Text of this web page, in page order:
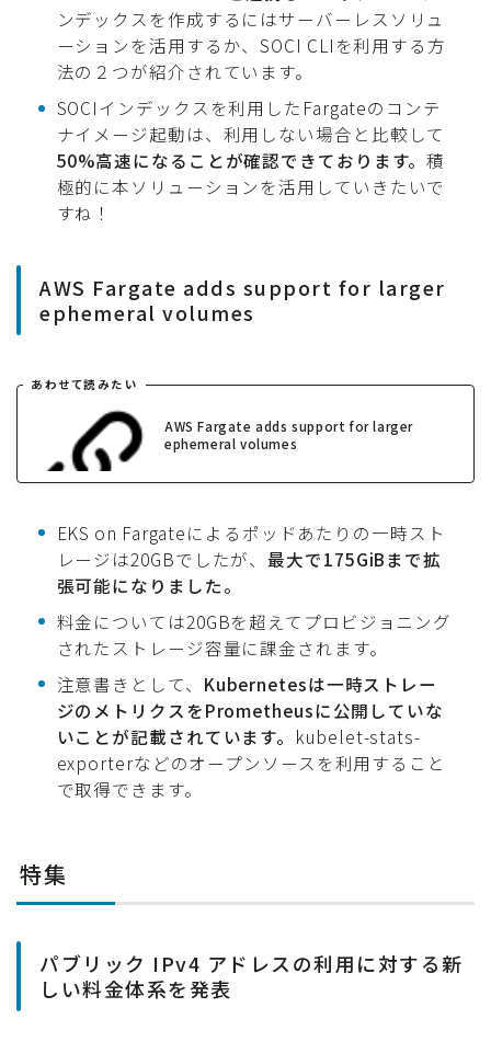
ンデックスを作成するにはサーバーレスソリュ
ーションを活用するか、SOCI CLIを利用する方
法の２つが紹介されています。
SOCIインデックスを利用したFargateのコンテ
ナイメージ起動は、利用しない場合と比較して
50%高速になることが確認できております。積
極的に本ソリューションを活用していきたいで
すね！
AWS Fargate adds support for larger
ephemeral volumes
あわせて読みたい
AWS Fargate adds support for larger
ephemeral volumes
EKS on Fargateによるポッドあたりの一時スト
レージは20GBでしたが、最大で175GiBまで拡
張可能になりました。
料金については20GBを超えてプロビジョニング
されたストレージ容量に課金されます。
注意書きとして、 Kubernetesは一時ストレー
ジのメトリクスをPrometheusに公開していな
いことが記載されています。 kubelet-stats-
exporterなどのオープンソースを利用すること
で取得できます。
特集
パブリック IPv4 アドレスの利用に対する新
しい料金体系を発表